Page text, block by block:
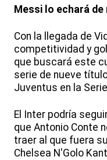
Messi lo echará de
Con la llegada de
competitividad y
que buscará este
serie de nueve
Juventus en la
El Inter podría
que Antonio Conte
traer al que fuera
Chelsea N'Golo